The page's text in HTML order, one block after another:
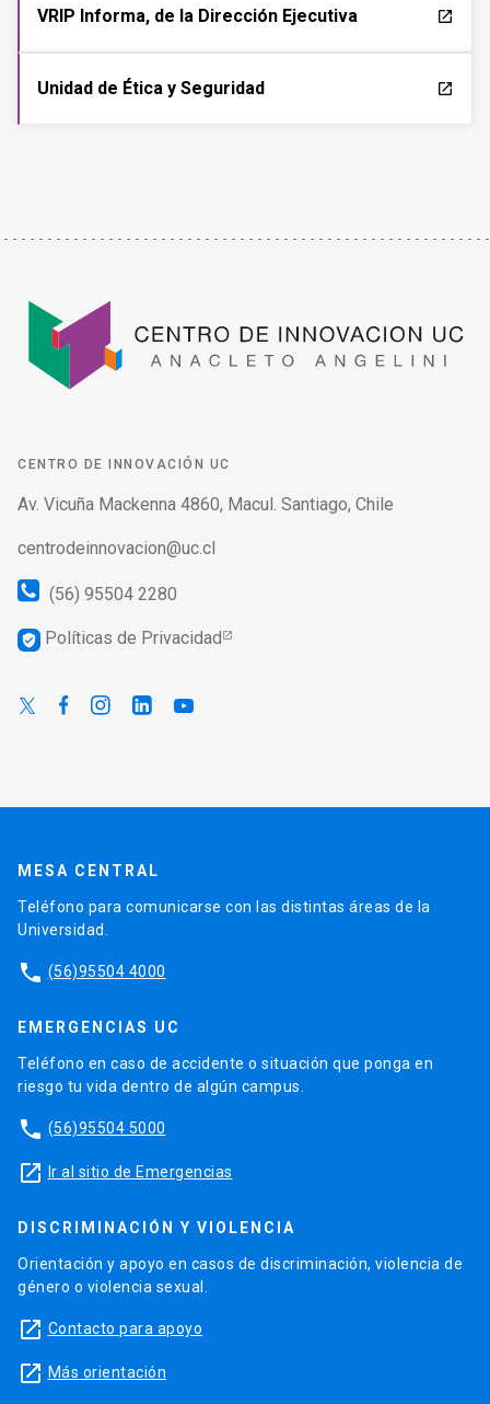
VRIP Informa, de la Dirección Ejecutiva launch
Unidad de Ética y Seguridad launch
CENTRO DE INNOVACIÓN UC
Av. Vicuña Mackenna 4860, Macul. Santiago, Chile
centrodeinnovacion@uc.cl
(56) 95504 2280
verified_user Políticas de Privacidad
MESA CENTRAL
Teléfono para comunicarse con las distintas áreas de la
Universidad.
phone (56)95504 4000
EMERGENCIAS UC
Teléfono en caso de accidente o situación que ponga en
riesgo tu vida dentro de algún campus.
phone (56)95504 5000
launch Ir al sitio de Emergencias
DISCRIMINACIÓN Y VIOLENCIA
Orientación y apoyo en casos de discriminación, violencia de
género o violencia sexual.
launch Contacto para apoyo
launch Más orientación